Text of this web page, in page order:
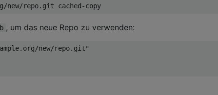
new
, um das neue Repo zu verwenden:
new/repo.git"